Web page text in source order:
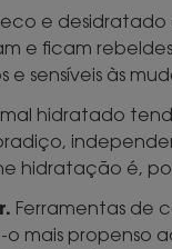
e desidratado
e ficam
sensíveis às
hidratado
hidratação é,
Ferramentas de
mais propenso